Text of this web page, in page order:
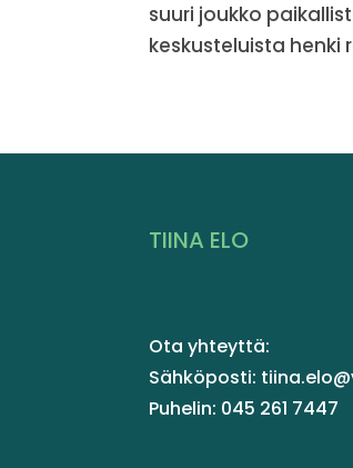
suuri joukko
keskusteluista henki
TIINA ELO
Ota yhteyttä:
Sähköposti:
Puhelin: 045 261 7447